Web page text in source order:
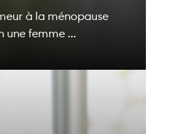
à la ménopause
une femme ...